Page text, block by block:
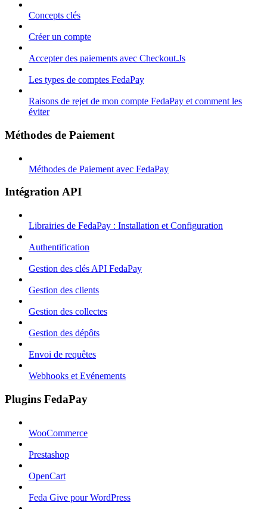
Concepts clés
Créer un compte
Accepter des paiements avec Checkout.Js
Les types de comptes FedaPay
Raisons de rejet de mon compte FedaPay et comment les
éviter
Méthodes de Paiement
Méthodes de Paiement avec FedaPay
Intégration API
Librairies de FedaPay : Installation et Configuration
Authentification
Gestion des clés API FedaPay
Gestion des clients
Gestion des collectes
Gestion des dépôts
Envoi de requêtes
Webhooks et Evénements
Plugins FedaPay
WooCommerce
Prestashop
OpenCart
Feda Give pour WordPress